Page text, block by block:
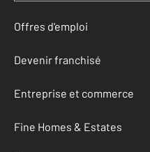
Offres d'emploi
Devenir franchisé
Entreprise et commerce
Fine Homes & Estates